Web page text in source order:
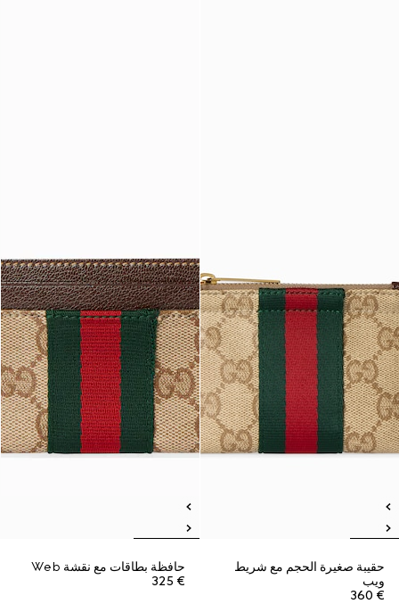
حقيبة صغيرة الحجم مع شريط
ويب
€ 360
حافظة بطاقات مع نقشة Web
€ 325